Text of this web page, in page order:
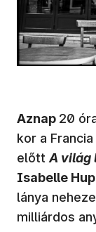
Aznap 20
kor a
előtt A világ
Isabelle
lánya
milliárdos